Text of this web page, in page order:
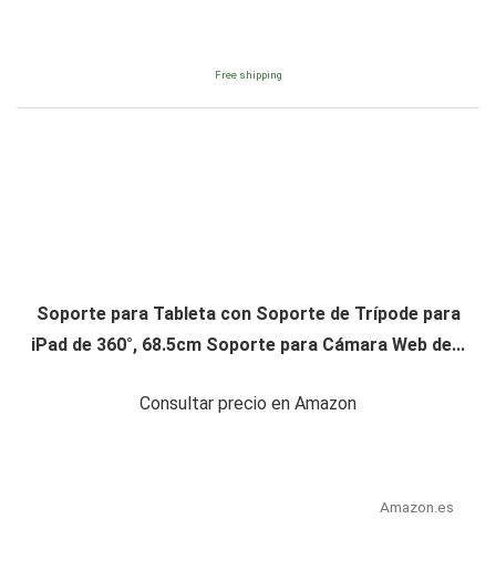
Free shipping
Soporte para Tableta con Soporte de Trípode para
iPad de 360°, 68.5cm Soporte para Cámara Web de...
Consultar precio en Amazon
Amazon.es